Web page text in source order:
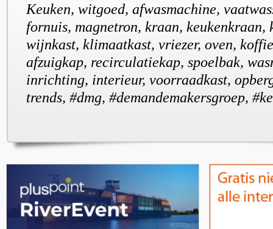
Keuken, witgoed, afwasmachine,
fornuis, magnetron, kraan, keukenkraan,
wijnkast, klimaatkast, vriezer, oven,
afzuigkap, recirculatiekap, spoelbak,
inrichting, interieur, voorraadkast,
trends, #dmg, #demandemakersgroep,